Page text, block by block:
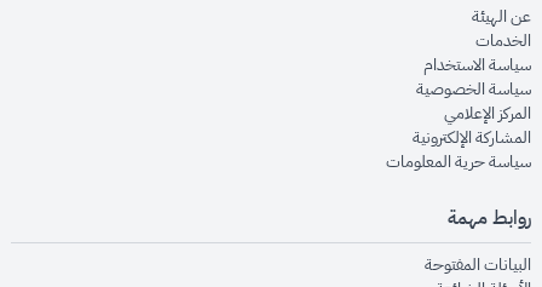
عن الهيئةopens in new window
الخدماتopens in new window
سياسة الاستخدام
سياسة الخصوصيةopens in new window
المركز الإعلاميopens in new window
المشاركة الإلكترونيةopens in new window
سياسة حرية المعلوماتopens in new window
روابط مهمة
البيانات المفتوحةopens in new window